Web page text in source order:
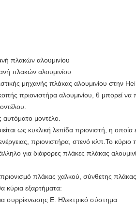
πλακών αλουμινίου
πλακών αλουμινίου
μηχανής πλάκας αλουμινίου στην
πριονιστήρα αλουμινίου, 6 μπορεί να
αυτόματο μοντέλο.
ως κυκλική λεπίδα πριονιστή, η
πριονιστήρα, στενό κλπ.Το κύριο
για διάφορες πλάκες πλάκας
πλάκας χαλκού, σύνθετης
κύρια εξαρτήματα:
συρρίκνωσης Ε. Ηλεκτρικό σύστημα